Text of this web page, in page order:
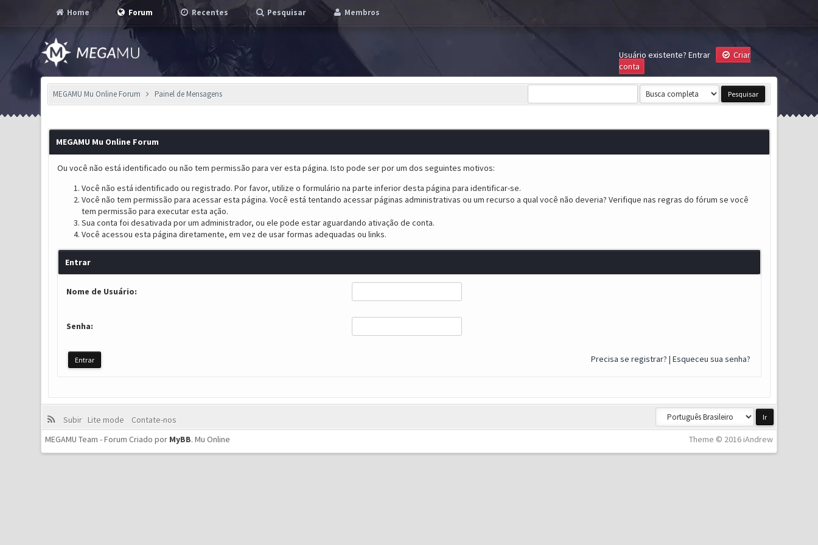
Home Forum Recentes Pesquisar Membros
Usuário existente? Entrar
Criar
conta
MEGAMU Mu Online Forum Painel de Mensagens
MEGAMU Mu Online Forum
Ou você não está identificado ou não tem permissão para ver esta página. Isto pode ser por um dos seguintes motivos:
Você não está identificado ou registrado. Por favor, utilize o formulário na parte inferior desta página para identificar-se.
Você não tem permissão para acessar esta página. Você está tentando acessar páginas administrativas ou um recurso a qual você não deveria? Verifique nas regras do fórum se você
tem permissão para executar esta ação.
Sua conta foi desativada por um administrador, ou ele pode estar aguardando ativação de conta.
Você acessou esta página diretamente, em vez de usar formas adequadas ou links.
Entrar
Nome de Usuário:
Senha:
Precisa se registrar? | Esqueceu sua senha?
Subir Lite mode
Contate-nos
Theme © 2016 iAndrew
MEGAMU Team - Forum Criado por MyBB.Mu Online